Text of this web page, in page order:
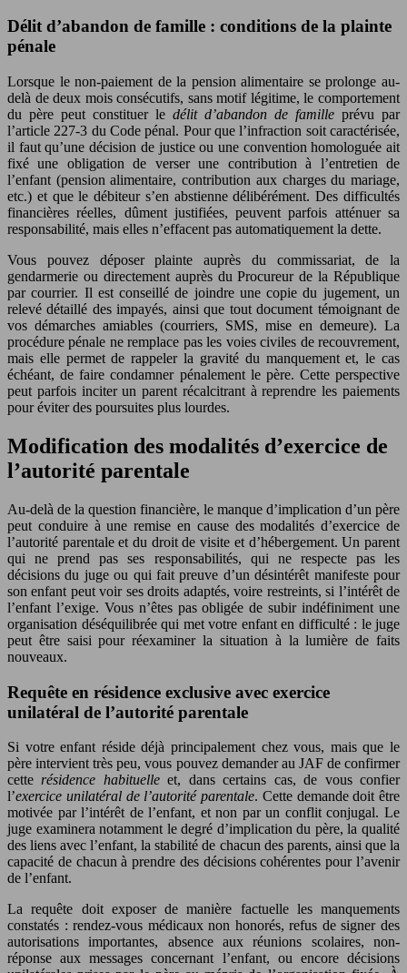
Délit d’abandon de famille : conditions de la plainte
pénale
Lorsque le non-paiement de la pension alimentaire se prolonge au-
delà de deux mois consécutifs, sans motif légitime, le comportement
du père peut constituer le délit d’abandon de famille prévu par
l’article 227-3 du Code pénal. Pour que l’infraction soit caractérisée,
il faut qu’une décision de justice ou une convention homologuée ait
fixé une obligation de verser une contribution à l’entretien de
l’enfant (pension alimentaire, contribution aux charges du mariage,
etc.) et que le débiteur s’en abstienne délibérément. Des difficultés
financières réelles, dûment justifiées, peuvent parfois atténuer sa
responsabilité, mais elles n’effacent pas automatiquement la dette.
Vous pouvez déposer plainte auprès du commissariat, de la
gendarmerie ou directement auprès du Procureur de la République
par courrier. Il est conseillé de joindre une copie du jugement, un
relevé détaillé des impayés, ainsi que tout document témoignant de
vos démarches amiables (courriers, SMS, mise en demeure). La
procédure pénale ne remplace pas les voies civiles de recouvrement,
mais elle permet de rappeler la gravité du manquement et, le cas
échéant, de faire condamner pénalement le père. Cette perspective
peut parfois inciter un parent récalcitrant à reprendre les paiements
pour éviter des poursuites plus lourdes.
Modification des modalités d’exercice de
l’autorité parentale
Au-delà de la question financière, le manque d’implication d’un père
peut conduire à une remise en cause des modalités d’exercice de
l’autorité parentale et du droit de visite et d’hébergement. Un parent
qui ne prend pas ses responsabilités, qui ne respecte pas les
décisions du juge ou qui fait preuve d’un désintérêt manifeste pour
son enfant peut voir ses droits adaptés, voire restreints, si l’intérêt de
l’enfant l’exige. Vous n’êtes pas obligée de subir indéfiniment une
organisation déséquilibrée qui met votre enfant en difficulté : le juge
peut être saisi pour réexaminer la situation à la lumière de faits
nouveaux.
Requête en résidence exclusive avec exercice
unilatéral de l’autorité parentale
Si votre enfant réside déjà principalement chez vous, mais que le
père intervient très peu, vous pouvez demander au JAF de confirmer
cette résidence habituelleet, dans certains cas, de vous confier
l’exercice unilatéral de l’autorité parentale. Cette demande doit être
motivée par l’intérêt de l’enfant, et non par un conflit conjugal. Le
juge examinera notamment le degré d’implication du père, la qualité
des liens avec l’enfant, la stabilité de chacun des parents, ainsi que la
capacité de chacun à prendre des décisions cohérentes pour l’avenir
de l’enfant.
La requête doit exposer de manière factuelle les manquements
constatés : rendez-vous médicaux non honorés, refus de signer des
autorisations importantes, absence aux réunions scolaires, non-
réponse aux messages concernant l’enfant, ou encore décisions